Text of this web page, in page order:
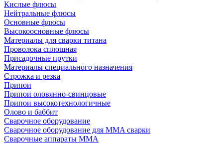
Кислые флюсы
Нейтральные флюсы
Основные флюсы
Высокоосновные флюсы
Материалы для сварки титана
Проволока сплошная
Присадочные прутки
Материалы специального назначения
Строжка и резка
Припои
Припои оловянно-свинцовые
Припои высокотехнологичные
Олово и баббит
Сварочное оборудование
Сварочное оборудование для MMA сварки
Сварочные аппараты MMA